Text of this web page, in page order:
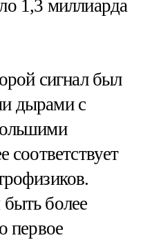
1,3 миллиарда
сигнал был
дырами с
соответствует
более
первое